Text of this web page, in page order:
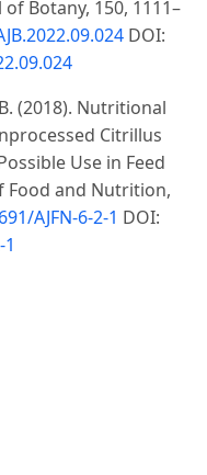
Botany, 150, 1111–
DOI:
(2018). Nutritional
Citrillus
Use in Feed
Food and Nutrition,
AJFN-6-2-1 DOI: